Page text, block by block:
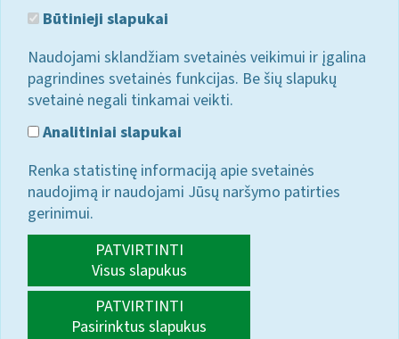
Būtinieji slapukai
Naudojami sklandžiam svetainės veikimui ir įgalina
pagrindines svetainės funkcijas. Be šių slapukų
svetainė negali tinkamai veikti.
Analitiniai slapukai
Renka statistinę informaciją apie svetainės
naudojimą ir naudojami Jūsų naršymo patirties
gerinimui.
PATVIRTINTI
Visus slapukus
PATVIRTINTI
Pasirinktus slapukus